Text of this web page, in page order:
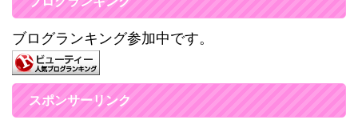
ブログランキング参加中です。
スポンサーリンク